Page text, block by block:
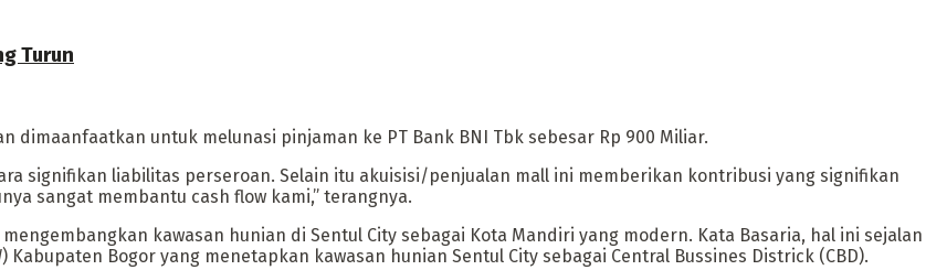
Turun
untuk melunasi pinjaman ke PT Bank BNI Tbk sebesar Rp 900 Miliar.
signifikan liabilitas perseroan. Selain itu akuisisi/penjualan mall ini memberikan kontribusi yang signifikan
sangat membantu cash flow kami,” terangnya.
kawasan hunian di Sentul City sebagai Kota Mandiri yang modern. Kata Basaria, hal ini sejalan
Kabupaten Bogor yang menetapkan kawasan hunian Sentul City sebagai Central Bussines Districk (CBD).